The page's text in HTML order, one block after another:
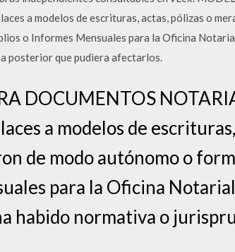
a modelos de escrituras, actas, pólizas o
o Informes Mensuales para la Oficina
posterior que pudiera afectarlos.
DOCUMENTOS
a modelos de
de modo autónomo o
para la Oficina
habido normativa o